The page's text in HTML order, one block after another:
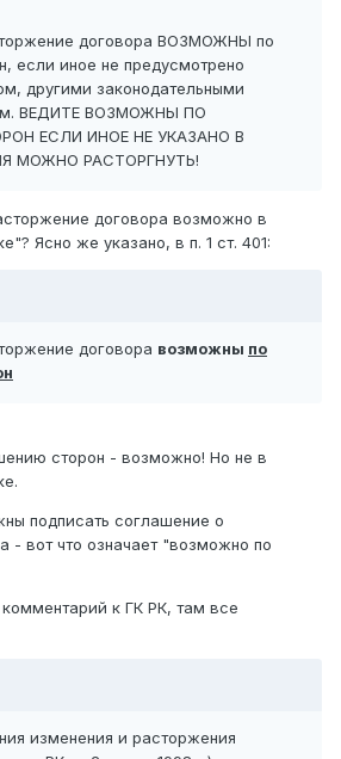
договора ВОЗМОЖНЫ по
если иное не предусмотрено
другими законодательными
ВЕДИТЕ ВОЗМОЖНЫ ПО
ЕСЛИ ИНОЕ НЕ УКАЗАНО В
МОЖНО РАСТОРГНУТЬ!
договора возможно в
Ясно же указано, в п. 1 ст. 401:
договора возможны по
сторон - возможно! Но не в
подписать соглашение о
- вот что означает "возможно по
к ГК РК, там все
изменения и расторжения